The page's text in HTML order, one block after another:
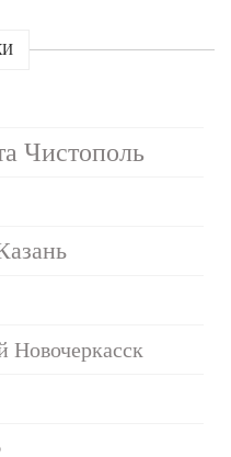
Чистополь
Новочеркасск